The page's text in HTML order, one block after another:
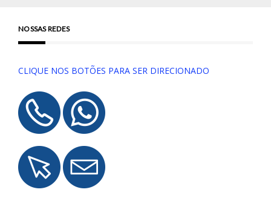
NOSSAS REDES
CLIQUE NOS BOTÕES PARA SER DIRECIONADO